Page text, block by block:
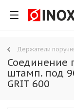
Держатели
Соединение
штамп. под
GRIT 600